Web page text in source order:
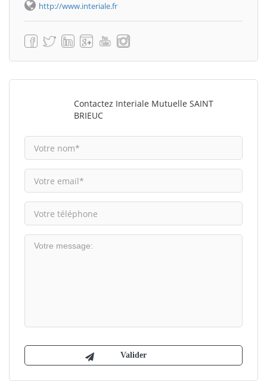
http://www.interiale.fr
Contactez Interiale Mutuelle SAINT
BRIEUC